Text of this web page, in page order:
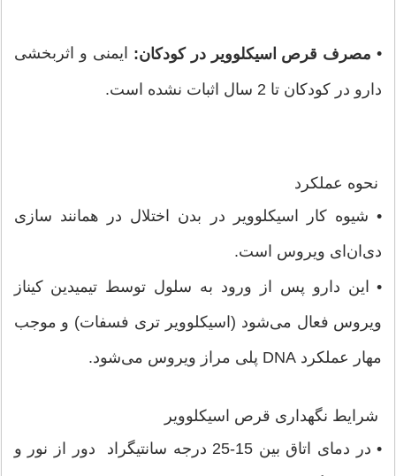
• مصرف قرص اسیکلوویر در کودکان: ایمنی و اثربخشی
دارو در کودکان تا 2 سال اثبات نشده است.
نحوه عملکرد
• شیوه کار اسیکلوویر در بدن اختلال در همانند سازی
دی‌ان‌ای ویروس است.
• این دارو پس از ورود به سلول توسط تیمیدین کیناز
ویروس فعال می‌شود (اسیکلوویر تری فسفات) و موجب
مهار عملکرد DNA پلی مراز ویروس می‌شود.
شرایط نگهداری قرص اسیکلوویر
• در دمای اتاق بین 15-25 درجه سانتیگراد دور از نور و